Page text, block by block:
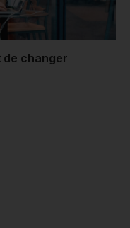
de changer